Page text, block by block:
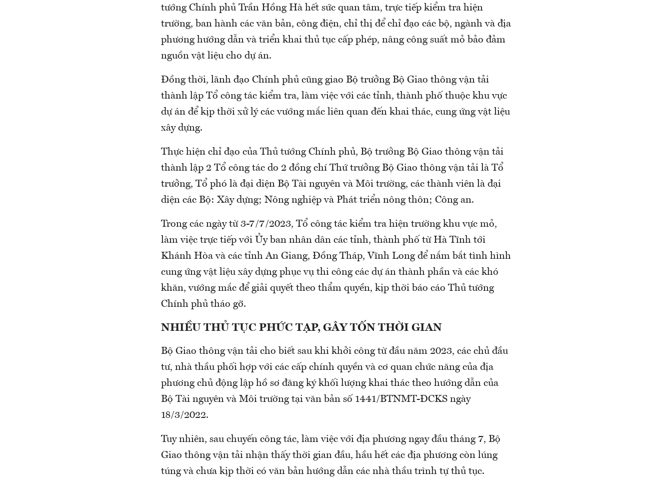
tướng Chính phủ Trần Hồng Hà hết sức quan tâm, trực tiếp kiểm tra hiện
trường, ban hành các văn bản, công điện, chỉ thị để chỉ đạo các bộ, ngành và địa
phương hướng dẫn và triển khai thủ tục cấp phép, nâng công suất mỏ bảo đảm
nguồn vật liệu cho dự án.
Đồng thời, lãnh đạo Chính phủ cũng giao Bộ trưởng Bộ Giao thông vận tải
thành lập Tổ công tác kiểm tra, làm việc với các tỉnh, thành phố thuộc khu vực
dự án để kịp thời xử lý các vướng mắc liên quan đến khai thác, cung ứng vật liệu
xây dựng.
Thực hiện chỉ đạo của Thủ tướng Chính phủ, Bộ trưởng Bộ Giao thông vận tải
thành lập 2 Tổ công tác do 2 đồng chí Thứ trưởng Bộ Giao thông vận tải là Tổ
trưởng, Tổ phó là đại diện Bộ Tài nguyên và Môi trường, các thành viên là đại
diện các Bộ: Xây dựng; Nông nghiệp và Phát triển nông thôn; Công an.
Trong các ngày từ 3-7/7/2023, Tổ công tác kiểm tra hiện trường khu vực mỏ,
làm việc trực tiếp với Ủy ban nhân dân các tỉnh, thành phố từ Hà Tĩnh tới
Khánh Hòa và các tỉnh An Giang, Đồng Tháp, Vĩnh Long để nắm bắt tình hình
cung ứng vật liệu xây dựng phục vụ thi công các dự án thành phần và các khó
khăn, vướng mắc để giải quyết theo thẩm quyền, kịp thời báo cáo Thủ tướng
Chính phủ tháo gỡ.
NHIỀU THỦ TỤC PHỨC TẠP, GÂY TỐN THỜI GIAN
Bộ Giao thông vận tải cho biết sau khi khởi công từ đầu năm 2023, các chủ đầu
tư, nhà thầu phối hợp với các cấp chính quyền và cơ quan chức năng của địa
phương chủ động lập hồ sơ đăng ký khối lượng khai thác theo hướng dẫn của
Bộ Tài nguyên và Môi trường tại văn bản số 1441/BTNMT-ĐCKS ngày
18/3/2022.
Tuy nhiên, sau chuyến công tác, làm việc với địa phương ngay đầu tháng 7, Bộ
Giao thông vận tải nhận thấy thời gian đầu, hầu hết các địa phương còn lúng
túng và chưa kịp thời có văn bản hướng dẫn các nhà thầu trình tự thủ tục.